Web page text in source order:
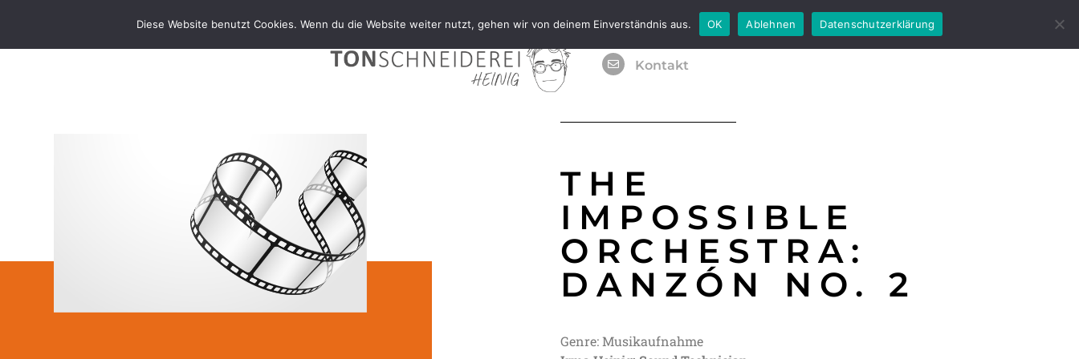
Kontakt
THE
IMPOSSIBLE
ORCHESTRA:
DANZÓN NO. 2
Genre: Musikaufnahme
Diese Website benutzt Cookies. Wenn du die Website weiter nutzt, gehen wir von deinem Einverständnis aus. OK Ablehnen Datenschutzerklärung